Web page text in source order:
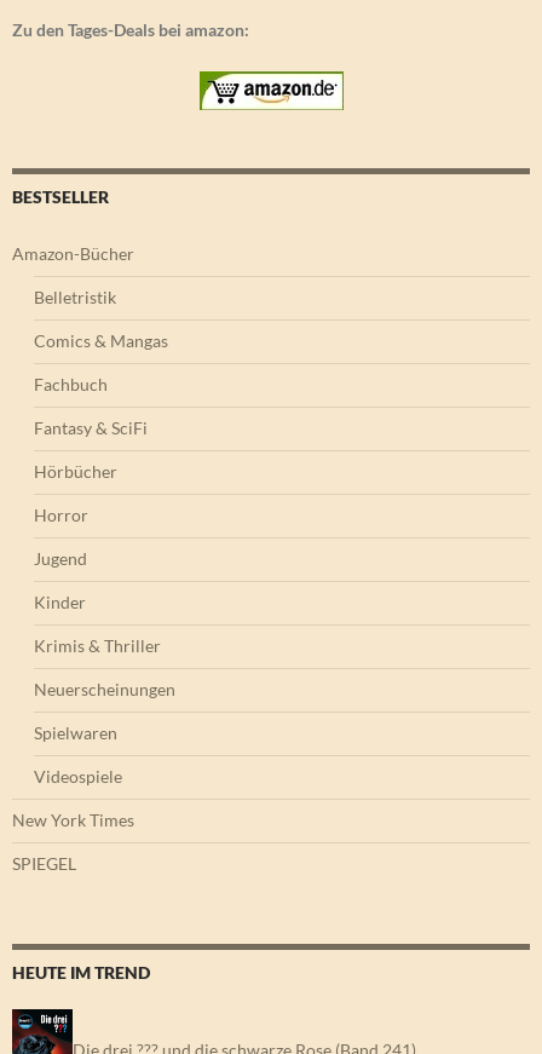
Zu den Tages-Deals bei amazon:
BESTSELLER
Amazon-Bücher
Belletristik
Comics & Mangas
Fachbuch
Fantasy & SciFi
Hörbücher
Horror
Jugend
Kinder
Krimis & Thriller
Neuerscheinungen
Spielwaren
Videospiele
New York Times
SPIEGEL
HEUTE IM TREND
Die drei ??? und die schwarze Rose (Band 241)